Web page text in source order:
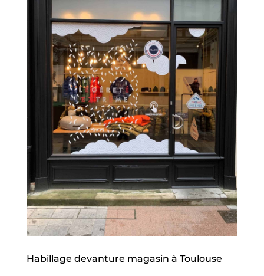
Habillage devanture magasin à Toulouse